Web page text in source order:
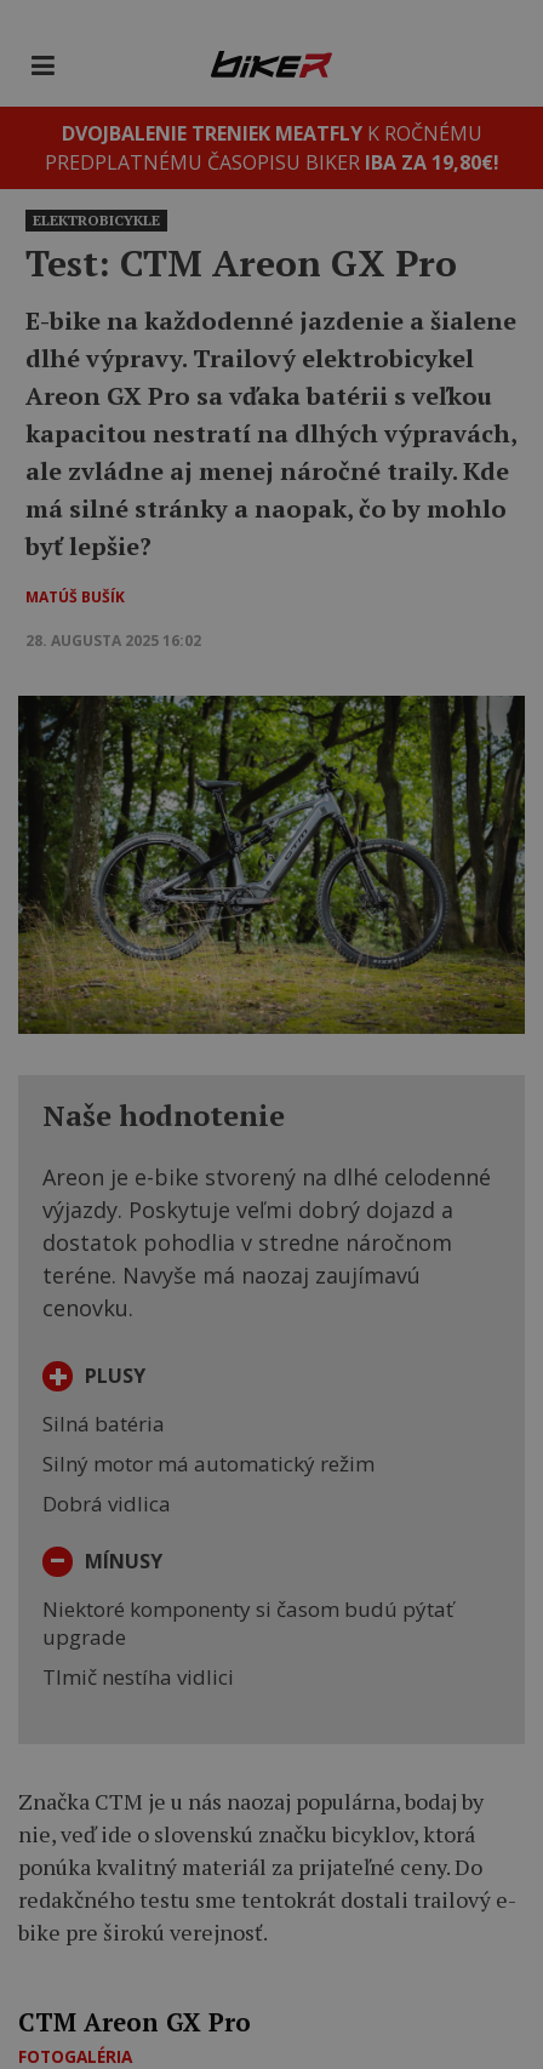
DVOJBALENIE TRENIEK MEATFLYK ROČNÉMU
PREDPLATNÉMU ČASOPISU BIKER IBA ZA 19,80€!
ELEKTROBICYKLE
Test: CTM Areon GX Pro
E-bike na každodenné jazdenie a šialene
dlhé výpravy. Trailový elektrobicykel
Areon GX Pro sa vďaka batérii s veľkou
kapacitou nestratí na dlhých výpravách,
ale zvládne aj menej náročné traily. Kde
má silné stránky a naopak, čo by mohlo
byť lepšie?
MATÚŠ BUŠÍK
28. AUGUSTA 2025 16:02
Naše hodnotenie
Areon je e-bike stvorený na dlhé celodenné
výjazdy. Poskytuje veľmi dobrý dojazd a
dostatok pohodlia v stredne náročnom
teréne. Navyše má naozaj zaujímavú
cenovku.
+ PLUSY
Silná batéria
Silný motor má automatický režim
Dobrá vidlica
- MÍNUSY
Niektoré komponenty si časom budú pýtať
upgrade
Tlmič nestíha vidlici
Značka CTM je u nás naozaj populárna, bodaj by
nie, veď ide o slovenskú značku bicyklov, ktorá
ponúka kvalitný materiál za prijateľné ceny. Do
redakčného testu sme tentokrát dostali trailový e-
bike pre širokú verejnosť.
CTM Areon GX Pro
FOTOGALÉRIA